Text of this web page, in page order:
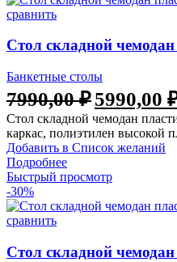
сравнить
Стол складной
Банкетные столы
7990,00₽5990,00
Стол складной чемодан
каркас, полиэтилен высокой
Добавить в Список желаний
Подробнее
Быстрый просмотр
-30%
сравнить
Стол складной